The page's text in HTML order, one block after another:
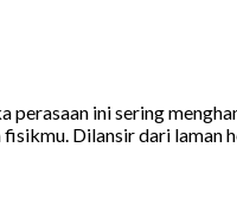
perasaan ini sering
Dilansir dari laman